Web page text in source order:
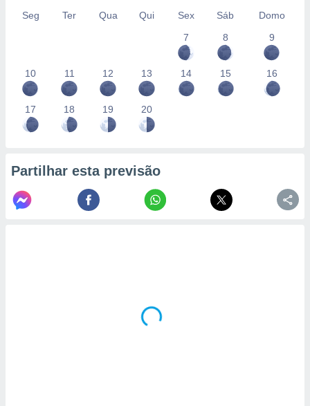
Seg Ter Qua Qui Sex Sáb
Domo
7
8 9
10 11 12 13 14 15 16
17 18 19 20
Partilhar esta previsão